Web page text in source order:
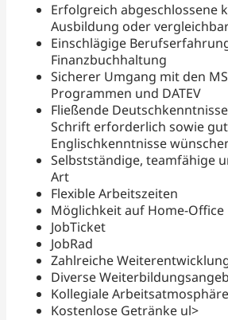
Erfolgreich abgeschlossene
Ausbildung oder
Einschlägige
Finanzbuchhaltung
Sicherer Umgang mit den
Programmen und DATEV
Fließende
Schrift erforderlich sowie
Englischkenntnisse
Selbstständige, teamfähige
Art
Flexible Arbeitszeiten
Möglichkeit auf Home-Office
JobTicket
JobRad
Zahlreiche
Diverse
Kollegiale Arbeitsatmosphäre
Kostenlose Getränke ul>